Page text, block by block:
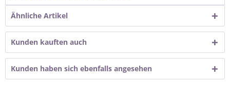
Ähnliche Artikel
Kunden kauften auch
Kunden haben sich ebenfalls angesehen